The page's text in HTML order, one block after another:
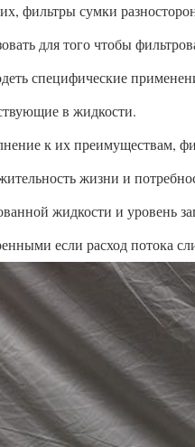
фильтры сумки
для того чтобы
специфические
в жидкости.
к их преимуществам,
жизни и
жидкости и уровень
если расход потока